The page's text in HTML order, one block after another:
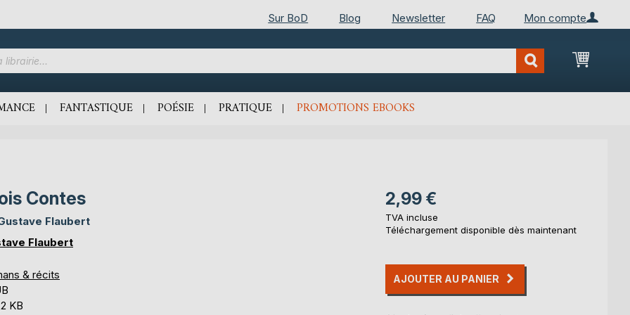
Mon compte
Sur BoD Blog Newsletter FAQ
Mon
FANTASTIQUE POÉSIE PRATIQUE PROMOTIONS EBOOKS
Contes
Flaubert
Flaubert
& récits
KB
2,99 €
TVA incluse
Téléchargement disponible dès maintenant
AJOUTER AU PANIER